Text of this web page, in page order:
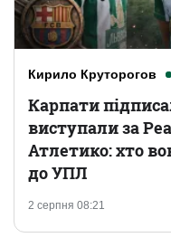
Кирило Круторогов
2 серпня 08:21
Карпати
виступали за
Атлетико: хто
до УПЛ